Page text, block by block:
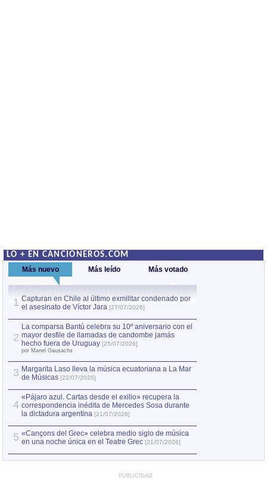
LO + EN CANCIONEROS.COM
Más nuevo Más leído Más votado
1 Capturan en Chile al último exmilitar condenado por
el asesinato de Víctor Jara [27/07/2026]
2
La comparsa Bantú celebra su 10º aniversario con el
mayor desfile de llamadas de candombe jamás
hecho fuera de Uruguay [25/07/2026]
por Manel Gausachs
3 Margarita Laso lleva la música ecuatoriana a La Mar
de Músicas [22/07/2026]
4
«Pájaro azul. Cartas desde el exilio» recupera la
correspondencia inédita de Mercedes Sosa durante
la dictadura argentina [21/07/2026]
5 «Cançons del Grec» celebra medio siglo de música
en una noche única en el Teatre Grec [21/07/2026]
PUBLICIDAD